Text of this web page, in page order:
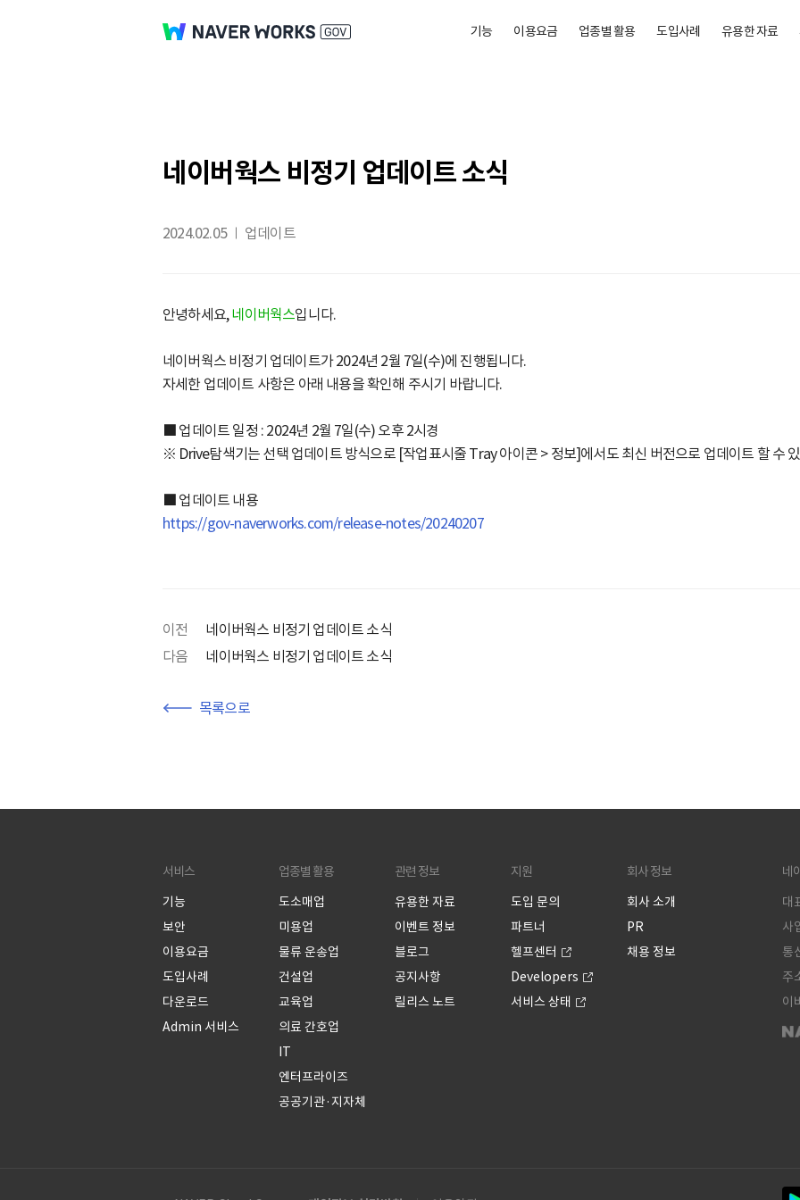
기능 이용요금 업종별 활용 도입사례 유용한 자료
네이버웍스 비정기 업데이트 소식
2024.02.05 업데이트
안녕하세요,네이버웍스입니다.
네이버웍스 비정기 업데이트가 2024년 2월 7일(수)에 진행됩니다.
자세한 업데이트 사항은 아래 내용을 확인해 주시기 바랍니다.
■ 업데이트 일정 : 2024년 2월 7일(수) 오후 2시경
※ Drive탐색기는 선택 업데이트 방식으로 [작업표시줄 Tray 아이콘 > 정보]에서도 최신 버전으로 업데이트 할 수
■ 업데이트 내용
https://gov-naverworks.com/release-notes/20240207
이전
네이버웍스 비정기 업데이트 소식
다음
네이버웍스 비정기 업데이트 소식
목록으로
서비스
기능
보안
이용요금
도입사례
다운로드
Admin 서비스
업종별 활용
도소매업
미용업
물류 운송업
건설업
교육업
의료 간호업
IT
엔터프라이즈
공공기관·지자체
관련 정보
유용한 자료
이벤트 정보
블로그
공지사항
릴리스 노트
지원
도입 문의
파트너
헬프센터
Developers
서비스 상태
회사 정보
회사 소개
PR
채용 정보
네
대
사
통
주
이